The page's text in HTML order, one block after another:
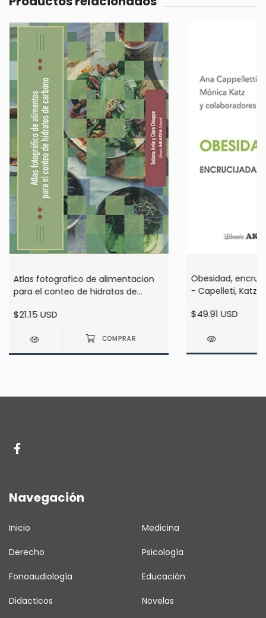
Atlas fotografico de alimentacion
para el conteo de hidratos de
$21.15 USD
Obesidad,
- Capelleti, Katz
$49.91 USD
Navegación
Inicio Medicina
Derecho Psicología
Fonoaudiología Educación
Didacticos Novelas